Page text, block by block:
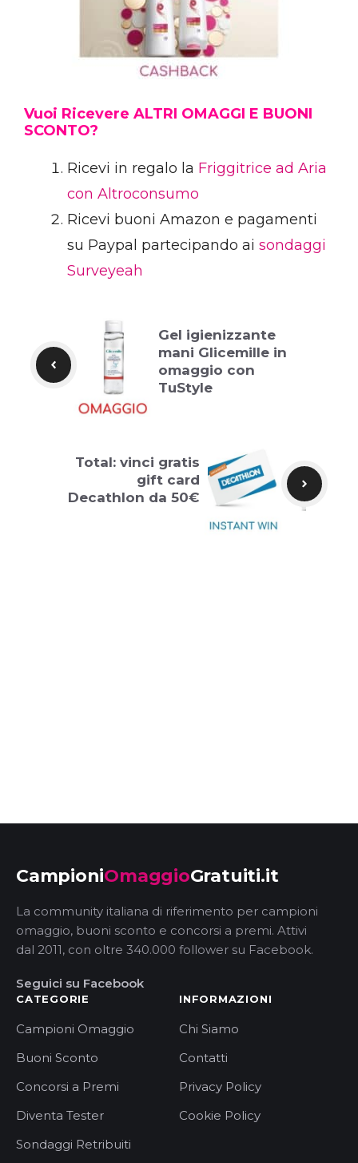
Vuoi Ricevere ALTRI OMAGGI E BUONI
SCONTO?
Ricevi in regalo la Friggitrice ad Aria
con Altroconsumo
Ricevi buoni Amazon e pagamenti
su Paypal partecipando ai sondaggi
Surveyeah
Gel igienizzante
mani Glicemille in
omaggio con
TuStyle
Total: vinci gratis
gift card
Decathlon da 50€
CampioniOmaggioGratuiti.it
La community italiana di riferimento per campioni
omaggio, buoni sconto e concorsi a premi. Attivi
dal 2011, con oltre 340.000 follower su Facebook.
Seguici su Facebook
CATEGORIE
Campioni Omaggio
Buoni Sconto
Concorsi a Premi
Diventa Tester
Sondaggi Retribuiti
INFORMAZIONI
Chi Siamo
Contatti
Privacy Policy
Cookie Policy